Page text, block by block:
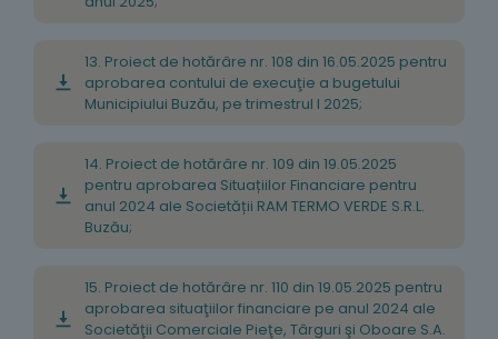
13. Proiect de hotărâre nr. 108 din 16.05.2025 pentru
aprobarea contului de execuţie a bugetului
Municipiului Buzău, pe trimestrul I 2025;
14. Proiect de hotărâre nr. 109 din 19.05.2025
pentru aprobarea Situațiilor Financiare pentru
anul 2024 ale Societății RAM TERMO VERDE S.R.L.
Buzău;
15. Proiect de hotărâre nr. 110 din 19.05.2025 pentru
aprobarea situaţiilor financiare pe anul 2024 ale
Societăţii Comerciale Pieţe, Târguri şi Oboare S.A.